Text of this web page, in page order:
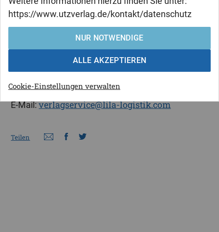
https://www.utzverlag.de/kontakt/datenschutz
NUR NOTWENDIGE
ALLE AKZEPTIEREN
Cookie-Einstellungen verwalten
Wir liefern unsere Bücher über die
Müller – Die lila Logistik Fulfillment Solutions &
Fax.: 0049/(0)7953/7189-080
E-Mail:verlagservice@lila-logistik.com
Teilen